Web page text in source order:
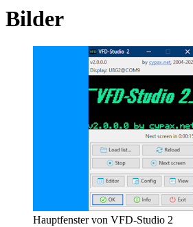
Bilder
Hauptfenster von VFD-Studio 2